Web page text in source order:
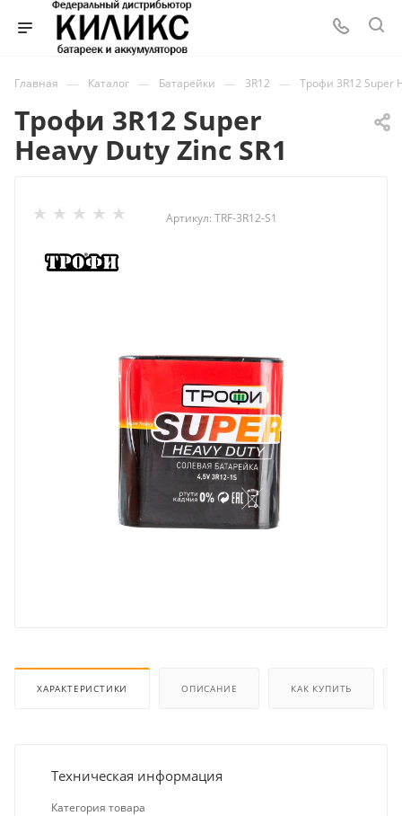
Главная — Каталог — Батарейки — 3R12 — Трофи 3R12 Super
Трофи 3R12 Super
Heavy Duty Zinc SR1
Артикул: TRF-3R12-S1
ХАРАКТЕРИСТИКИ ОПИСАНИЕ КАК КУПИТЬ
Техническая информация
Категория товара